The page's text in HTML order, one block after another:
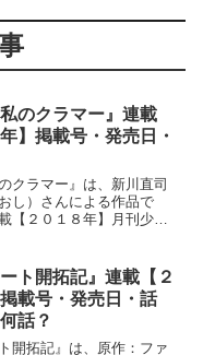
私のクラマー』連載
】掲載号・発売日・
クラマー』は、新川直司
し）さんによる作品で
【２０１８年】月刊少年
ート開拓記』連載【２
載号・発売日・話
話？
開拓記』は、原作：ファ